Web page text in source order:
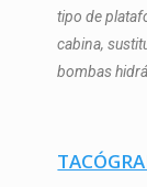
tipo de
cabina,
bombas